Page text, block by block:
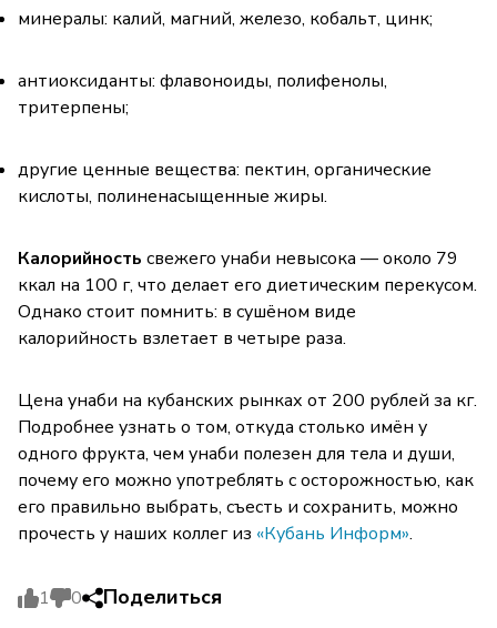
минералы: калий, магний, железо, кобальт, цинк;
антиоксиданты: флавоноиды, полифенолы,
тритерпены;
другие ценные вещества: пектин, органические
кислоты, полиненасыщенные жиры.
Калорийность свежего унаби невысока — около 79
ккал на 100 г, что делает его диетическим перекусом.
Однако стоит помнить: в сушёном виде
калорийность взлетает в четыре раза.
Цена унаби на кубанских рынках от 200 рублей за кг.
Подробнее узнать о том, откуда столько имён у
одного фрукта, чем унаби полезен для тела и души,
почему его можно употреблять с осторожностью, как
его правильно выбрать, съесть и сохранить, можно
прочесть у наших коллег из «Кубань Информ».
1 0 Поделиться